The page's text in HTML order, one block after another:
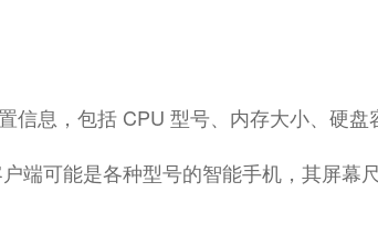
息，包括 CPU 型号、内存大小、硬
可能是各种型号的智能手机，其屏幕